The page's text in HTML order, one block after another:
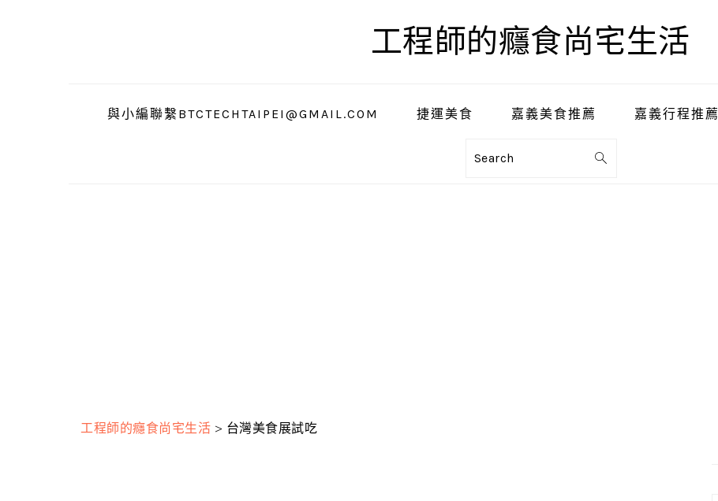
工程師的癮食尚宅生活
與小編聯繫BTCTECHTAIPEI@GMAIL.COM 捷運美食 嘉義美食推薦 嘉義行程推薦
Search
工程師的癮食尚宅生活 > 台灣美食展試吃